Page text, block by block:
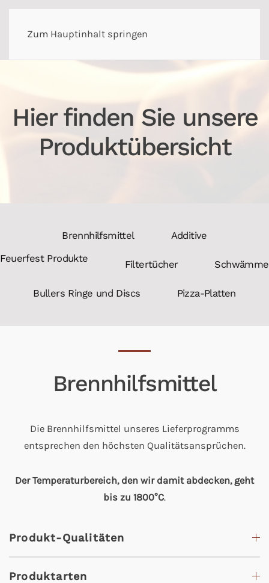
Zum Hauptinhalt springen
Hier finden Sie unsere
Produktübersicht
Brennhilfsmittel
Additive
Feuerfest Produkte
Filtertücher Schwämme
Bullers Ringe und Discs Pizza-Platten
Brennhilfsmittel
Die Brennhilfsmittel unseres Lieferprogramms
entsprechen den höchsten Qualitätsansprüchen.
Der Temperaturbereich, den wir damit abdecken, geht
bis zu 1800°C.
Produkt-Qualitäten
Produktarten